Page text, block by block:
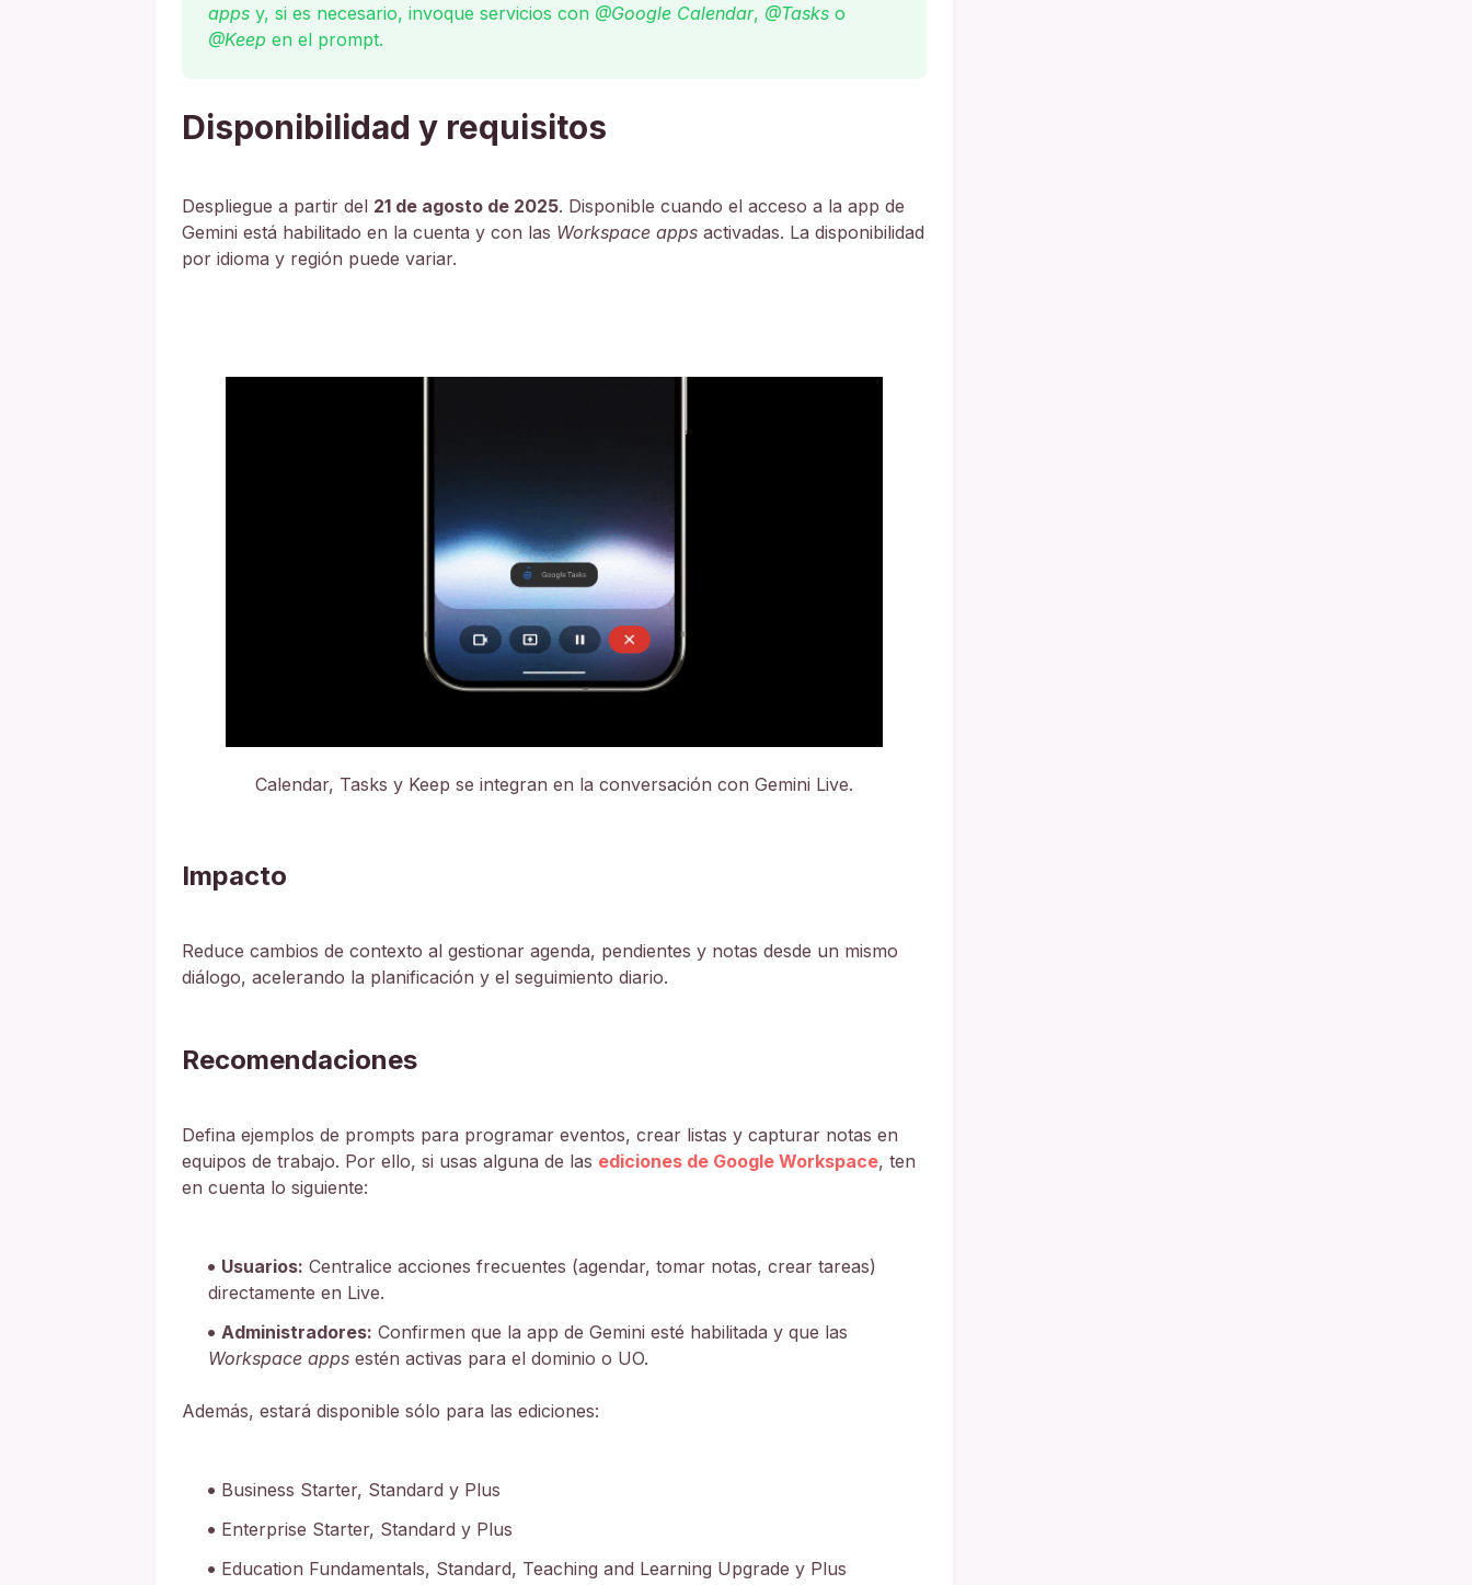
apps y, si es necesario, invoque servicios con @Google Calendar, @Tasks o
@Keep en el prompt.
Disponibilidad y requisitos
Despliegue a partir del 21 de agosto de 2025. Disponible cuando el acceso a la app de
Gemini está habilitado en la cuenta y con las Workspace apps activadas. La disponibilidad
por idioma y región puede variar.
Calendar, Tasks y Keep se integran en la conversación con Gemini Live.
Impacto
Reduce cambios de contexto al gestionar agenda, pendientes y notas desde un mismo
diálogo, acelerando la planificación y el seguimiento diario.
Recomendaciones
Defina ejemplos de prompts para programar eventos, crear listas y capturar notas en
equipos de trabajo. Por ello, si usas alguna de las ediciones de Google Workspace, ten
en cuenta lo siguiente:
Usuarios: Centralice acciones frecuentes (agendar, tomar notas, crear tareas)
directamente en Live.
Administradores: Confirmen que la app de Gemini esté habilitada y que las
Workspace apps estén activas para el dominio o UO.
Además, estará disponible sólo para las ediciones:
Business Starter, Standard y Plus
Enterprise Starter, Standard y Plus
Education Fundamentals, Standard, Teaching and Learning Upgrade y Plus